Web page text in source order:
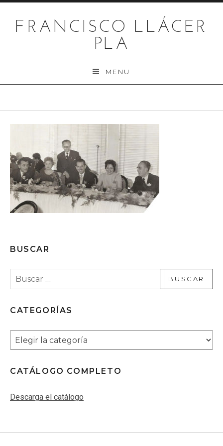
FRANCISCO LLÁCER
PLA
MENU
BUSCAR
Buscar:
CATEGORÍAS
Categorías
CATÁLOGO COMPLETO
Descarga el catálogo